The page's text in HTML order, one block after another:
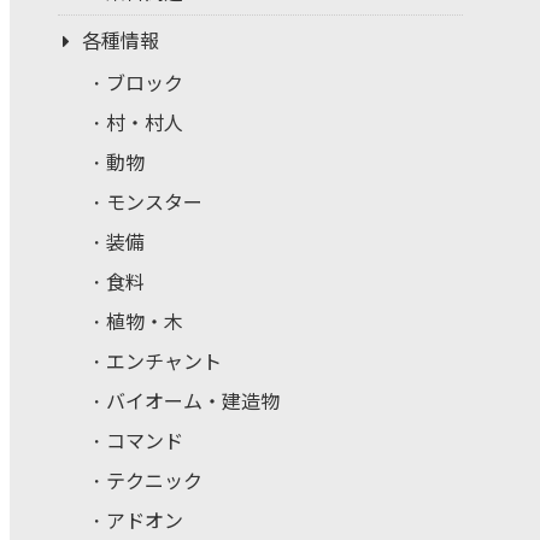
各種情報
ブロック
村・村人
動物
モンスター
装備
食料
植物・木
エンチャント
バイオーム・建造物
コマンド
テクニック
アドオン